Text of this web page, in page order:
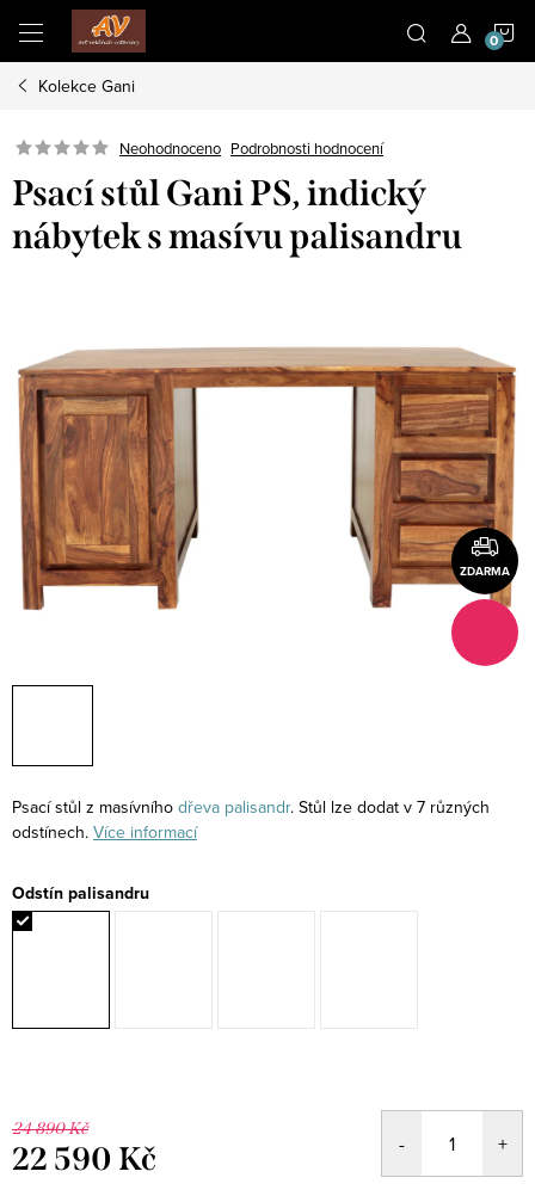
obsah
Kolekce Gani
Neohodnoceno Podrobnosti hodnocení
Psací stůl Gani PS, indický
nábytek s masívu palisandru
ZDARMA
Psací stůl z masívního dřeva palisandr. Stůl lze dodat v 7 různých
odstínech. Více informací
Odstín palisandru
24 890 Kč
22 590 Kč